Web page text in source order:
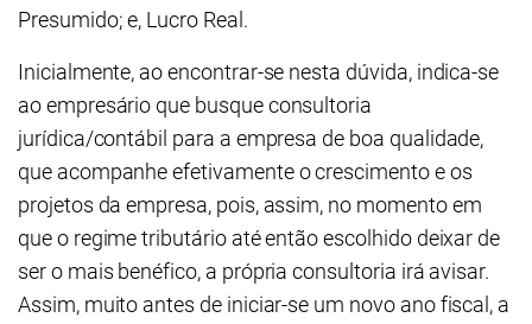
Presumido; e, Lucro Real.
Inicialmente, ao encontrar-se nesta dúvida, indica-se
ao empresário que busque consultoria
jurídica/contábil para a empresa de boa qualidade,
que acompanhe efetivamente o crescimento e os
projetos da empresa, pois, assim, no momento em
que o regime tributário até então escolhido deixar de
ser o mais benéfico, a própria consultoria irá avisar.
Assim, muito antes de iniciar-se um novo ano fiscal, a